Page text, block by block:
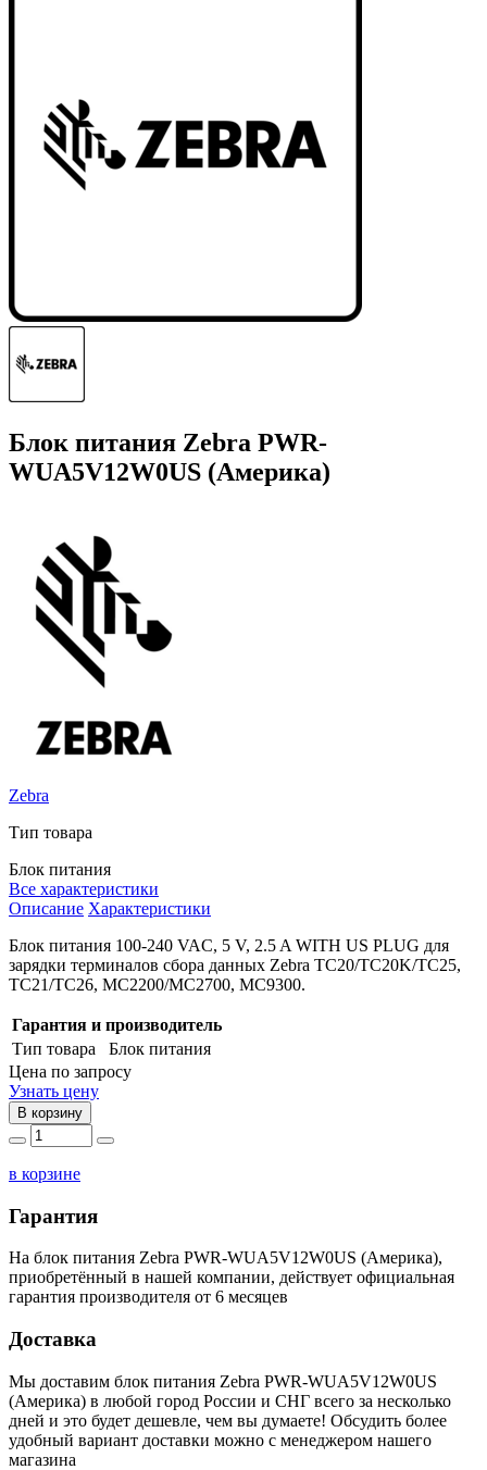
Блок питания Zebra PWR-
WUA5V12W0US (Америка)
Zebra
Тип товара
Блок питания
Все характеристики
Описание Характеристики
Блок питания 100-240 VAC, 5 V, 2.5 A WITH US PLUG для
зарядки терминалов сбора данных Zebra TC20/TC20K/TC25,
TC21/TC26, MC2200/MC2700, MC9300.
Гарантия и производитель
Тип товара
Блок питания
Цена по запросу
Узнать цену
В корзину
в корзине
Гарантия
На блок питания Zebra PWR-WUA5V12W0US (Америка),
приобретённый в нашей компании, действует официальная
гарантия производителя от 6 месяцев
Доставка
Мы доставим блок питания Zebra PWR-WUA5V12W0US
(Америка) в любой город России и СНГ всего за несколько
дней и это будет дешевле, чем вы думаете! Обсудить более
удобный вариант доставки можно с менеджером нашего
магазина